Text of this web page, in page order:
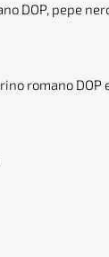
DOP, pepe
romano DOP